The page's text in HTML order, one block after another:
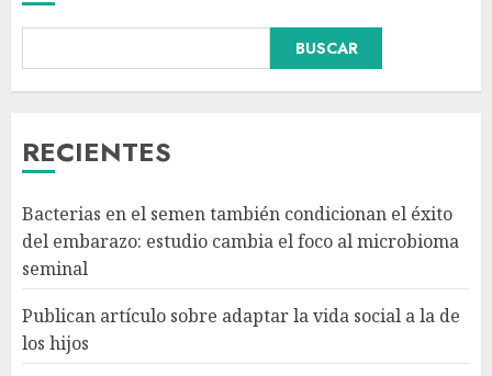
BUSCAR
RECIENTES
Bacterias en el semen también condicionan el éxito
del embarazo: estudio cambia el foco al microbioma
seminal
Publican artículo sobre adaptar la vida social a la de
los hijos
3
Dos demandas contra Bad
4
¿Sería posible saber si un
ingenio artificial tiene
AGOSTO 6, 2026